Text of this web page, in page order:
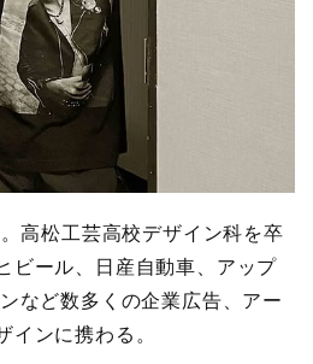
高松工芸高校デザイン科を卒
ビール、日産自動車、アップ
など数多くの企業広告、アー
インに携わる。